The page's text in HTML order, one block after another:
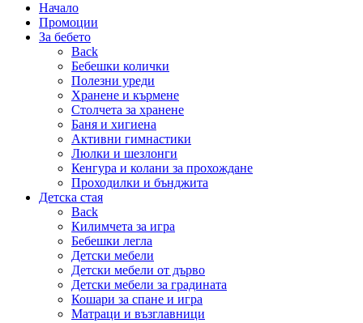
Начало
Промоции
За бебето
Back
Бебешки колички
Полезни уреди
Хранене и кърмене
Столчета за хранене
Баня и хигиена
Активни гимнастики
Люлки и шезлонги
Кенгура и колани за прохождане
Проходилки и бънджита
Детска стая
Back
Килимчета за игра
Бебешки легла
Детски мебели
Детски мебели от дърво
Детски мебели за градината
Кошари за спане и игра
Матраци и възглавници